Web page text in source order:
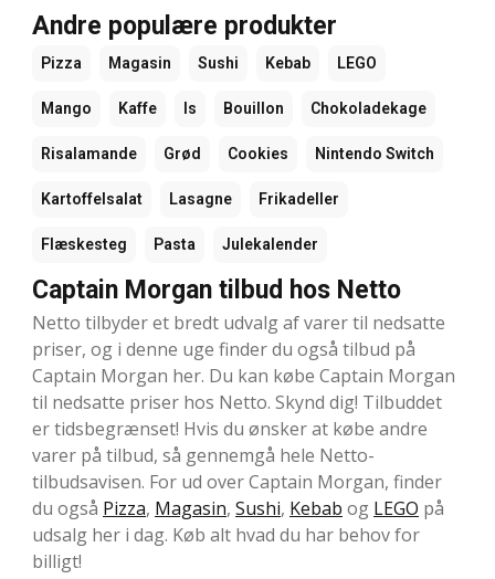
Andre populære produkter
Pizza Magasin Sushi Kebab LEGO
Mango Kaffe Is Bouillon Chokoladekage
Risalamande Grød Cookies Nintendo Switch
Kartoffelsalat Lasagne Frikadeller
Flæskesteg Pasta Julekalender
Captain Morgan tilbud hos Netto
Netto tilbyder et bredt udvalg af varer til nedsatte
priser, og i denne uge finder du også tilbud på
Captain Morgan her. Du kan købe Captain Morgan
til nedsatte priser hos Netto. Skynd dig! Tilbuddet
er tidsbegrænset! Hvis du ønsker at købe andre
varer på tilbud, så gennemgå hele Netto-
tilbudsavisen. For ud over Captain Morgan, finder
du også Pizza, Magasin, Sushi, Kebab og LEGO på
udsalg her i dag. Køb alt hvad du har behov for
billigt!